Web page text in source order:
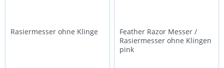
Rasiermesser ohne Klinge
Feather Razor Messer /
Rasiermesser ohne Klingen
pink